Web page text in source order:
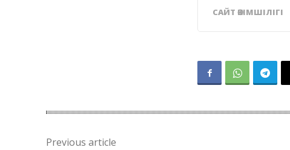
САЙТ ӘКІМШІЛІГІ
Previous article